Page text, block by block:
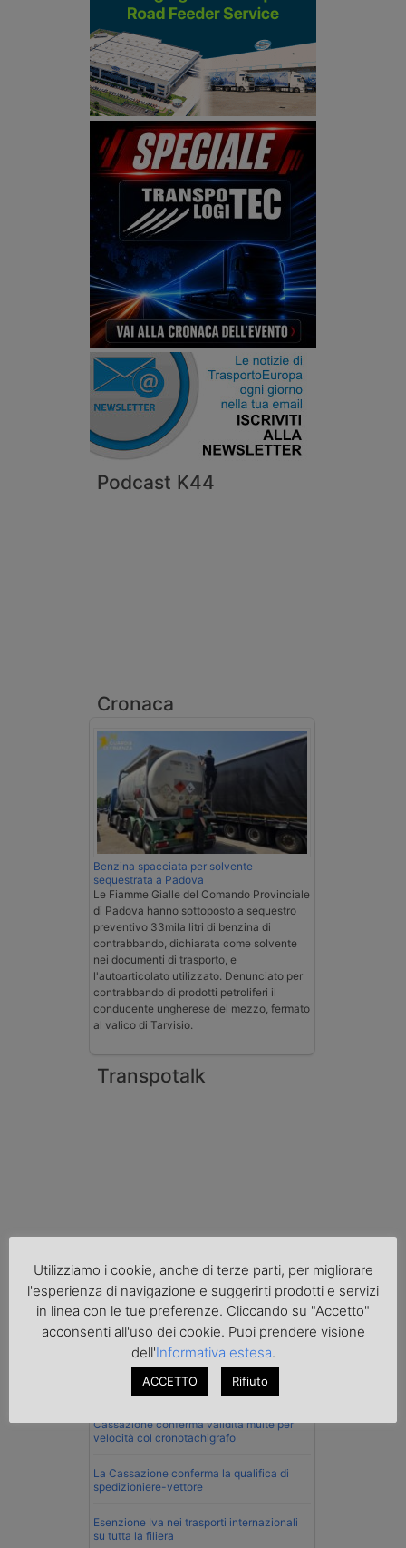
Podcast K44
Cronaca
Benzina spacciata per solvente
sequestrata a Padova
Le Fiamme Gialle del Comando Provinciale
di Padova hanno sottoposto a sequestro
preventivo 33mila litri di benzina di
contrabbando, dichiarata come solvente
nei documenti di trasporto, e
l'autoarticolato utilizzato. Denunciato per
contrabbando di prodotti petroliferi il
conducente ungherese del mezzo, fermato
al valico di Tarvisio.
Transpotalk
Normativa
La riforma del Codice della Strada punta
sull’autotrasporto
Imprenditore di Prato assolto per infortunio
col muletto
Cassazione conferma validità multe per
velocità col cronotachigrafo
La Cassazione conferma la qualifica di
spedizioniere-vettore
Esenzione Iva nei trasporti internazionali
su tutta la filiera
Utilizziamo i cookie, anche di terze parti, per migliorare
l'esperienza di navigazione e suggerirti prodotti e servizi
in linea con le tue preferenze. Cliccando su "Accetto"
acconsenti all'uso dei cookie. Puoi prendere visione
dell'Informativa estesa.
ACCETTO Rifiuto